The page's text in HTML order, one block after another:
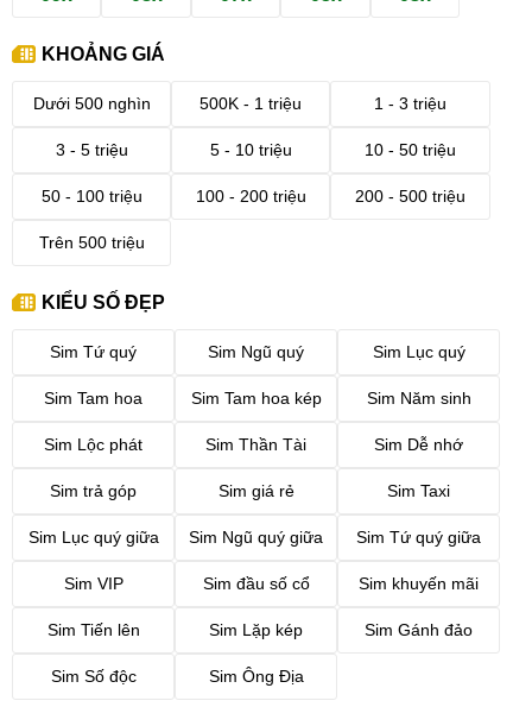
KHOẢNG GIÁ
Dưới 500 nghìn 500K - 1 triệu 1 - 3 triệu
3 - 5 triệu 5 - 10 triệu 10 - 50 triệu
50 - 100 triệu 100 - 200 triệu 200 - 500 triệu
Trên 500 triệu
KIỂU SỐ ĐẸP
Sim Tứ quý Sim Ngũ quý Sim Lục quý
Sim Tam hoa Sim Tam hoa kép Sim Năm sinh
Sim Lộc phát Sim Thần Tài Sim Dễ nhớ
Sim trả góp Sim giá rẻ Sim Taxi
Sim Lục quý giữa Sim Ngũ quý giữa Sim Tứ quý giữa
Sim VIP Sim đầu số cổ Sim khuyến mãi
Sim Tiến lên Sim Lặp kép Sim Gánh đảo
Sim Số độc Sim Ông Địa